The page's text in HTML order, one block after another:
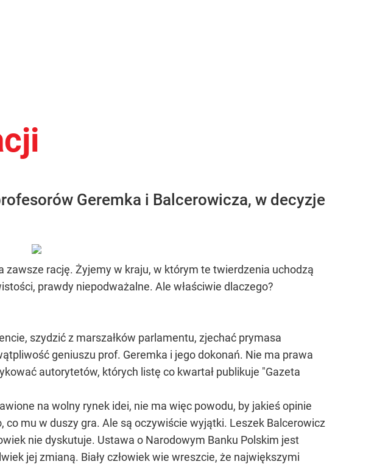
Geremka i Balcerowicza, w decyzje
zawsze rację. Żyjemy w kraju, w którym te twierdzenia uchodzą
prawdy niepodważalne. Ale właściwie dlaczego?
szydzić z marszałków parlamentu, zjechać prymasa
geniuszu prof. Geremka i jego dokonań. Nie ma prawa
autorytetów, których listę co kwartał publikuje "Gazeta
na wolny rynek idei, nie ma więc powodu, by jakieś opinie
mu w duszy gra. Ale są oczywiście wyjątki. Leszek Balcerowicz
nie dyskutuje. Ustawa o Narodowym Banku Polskim jest
jej zmianą. Biały człowiek wie wreszcie, że największymi